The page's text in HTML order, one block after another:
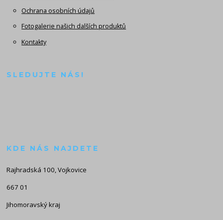
Ochrana osobních údajů
Fotogalerie našich dalších produktů
Kontakty
SLEDUJTE NÁS!
KDE NÁS NAJDETE
Rajhradská 100, Vojkovice
667 01
Jihomoravský kraj